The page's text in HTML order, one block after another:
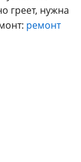
греет, нужна
ремонт